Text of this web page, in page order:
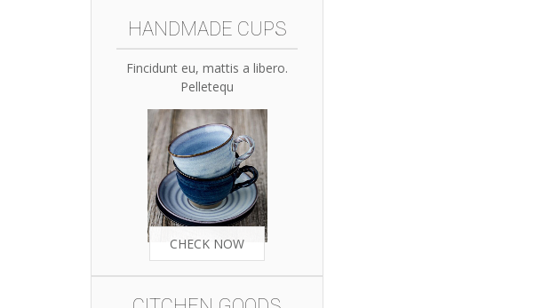
HANDMADE CUPS
Fincidunt eu, mattis a libero.
Pelletequ
CHECK NOW